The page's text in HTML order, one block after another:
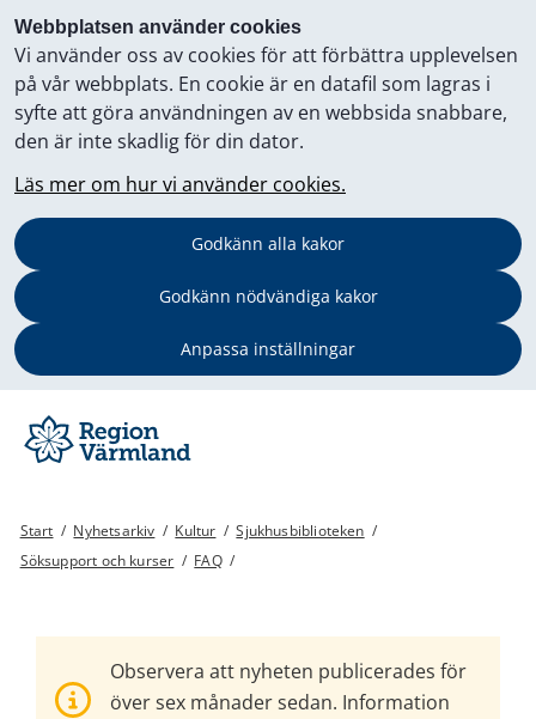
Webbplatsen använder cookies
Vi använder oss av cookies för att förbättra upplevelsen
på vår webbplats. En cookie är en datafil som lagras i
syfte att göra användningen av en webbsida snabbare,
den är inte skadlig för din dator.
Läs mer om hur vi använder cookies.
Godkänn alla kakor
Godkänn nödvändiga kakor
Anpassa inställningar
Start / Nyhetsarkiv / Kultur / Sjukhusbiblioteken /
Söksupport och kurser / FAQ /
Observera att nyheten publicerades för
över sex månader sedan. Information